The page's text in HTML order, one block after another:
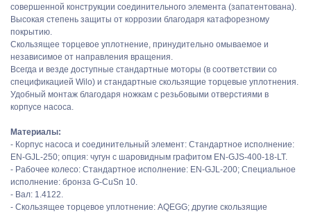
совершенной конструкции соединительного элемента (запатентована).
Высокая степень защиты от коррозии благодаря катафорезному
покрытию.
Скользящее торцевое уплотнение, принудительно омываемое и
независимое от направления вращения.
Всегда и везде доступные стандартные моторы (в соответствии со
спецификацией Wilo) и стандартные скользящие торцевые уплотнения.
Удобный монтаж благодаря ножкам с резьбовыми отверстиями в
корпусе насоса.
Материалы:
- Корпус насоса и соединительный элемент: Стандартное исполнение:
EN-GJL-250; опция: чугун с шаровидным графитом EN-GJS-400-18-LT.
- Рабочее колесо: Стандартное исполнение: EN-GJL-200; Специальное
исполнение: бронза G-CuSn 10.
- Вал: 1.4122.
- Скользящее торцевое уплотнение: AQEGG; другие скользящие